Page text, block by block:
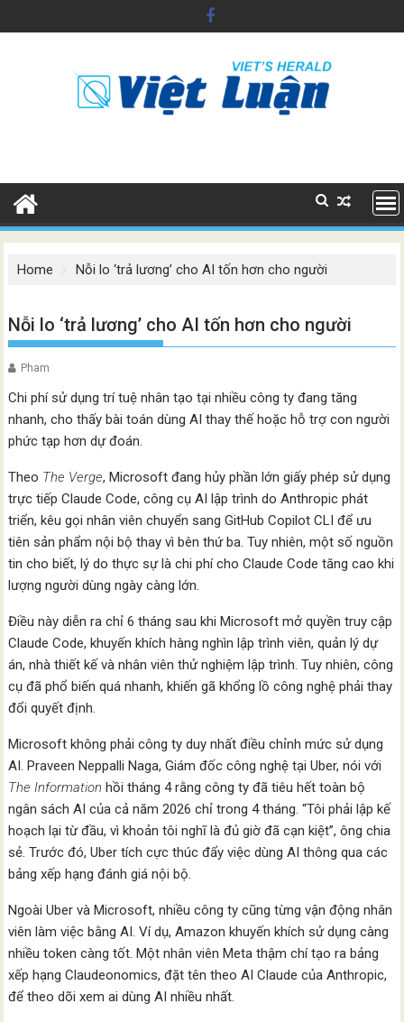
to
Home Nỗi lo ‘trả lương’ cho AI tốn hơn cho người
Nỗi lo ‘trả lương’ cho AI tốn hơn cho người
Pham
Chi phí sử dụng trí tuệ nhân tạo tại nhiều công ty đang tăng
nhanh, cho thấy bài toán dùng AI thay thế hoặc hỗ trợ con người
phức tạp hơn dự đoán.
Theo The Verge, Microsoft đang hủy phần lớn giấy phép sử dụng
trực tiếp Claude Code, công cụ AI lập trình do Anthropic phát
triển, kêu gọi nhân viên chuyển sang GitHub Copilot CLI để ưu
tiên sản phẩm nội bộ thay vì bên thứ ba. Tuy nhiên, một số nguồn
tin cho biết, lý do thực sự là chi phí cho Claude Code tăng cao khi
lượng người dùng ngày càng lớn.
Điều này diễn ra chỉ 6 tháng sau khi Microsoft mở quyền truy cập
Claude Code, khuyến khích hàng nghìn lập trình viên, quản lý dự
án, nhà thiết kế và nhân viên thử nghiệm lập trình. Tuy nhiên, công
cụ đã phổ biến quá nhanh, khiến gã khổng lồ công nghệ phải thay
đổi quyết định.
Microsoft không phải công ty duy nhất điều chỉnh mức sử dụng
AI. Praveen Neppalli Naga, Giám đốc công nghệ tại Uber, nói với
The Information hồi tháng 4 rằng công ty đã tiêu hết toàn bộ
ngân sách AI của cả năm 2026 chỉ trong 4 tháng. “Tôi phải lập kế
hoạch lại từ đầu, vì khoản tôi nghĩ là đủ giờ đã cạn kiệt”, ông chia
sẻ. Trước đó, Uber tích cực thúc đẩy việc dùng AI thông qua các
bảng xếp hạng đánh giá nội bộ.
Ngoài Uber và Microsoft, nhiều công ty cũng từng vận động nhân
viên làm việc bằng AI. Ví dụ, Amazon khuyến khích sử dụng càng
nhiều token càng tốt. Một nhân viên Meta thậm chí tạo ra bảng
xếp hạng Claudeonomics, đặt tên theo AI Claude của Anthropic,
để theo dõi xem ai dùng AI nhiều nhất.